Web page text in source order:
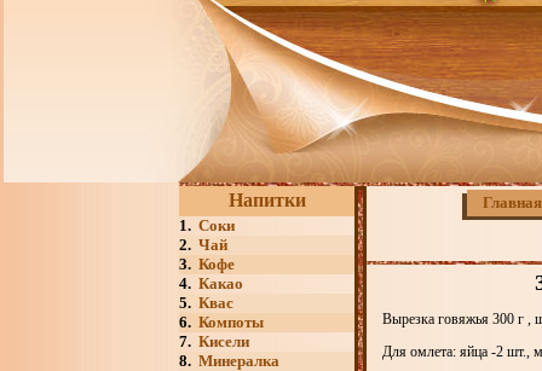
Напитки
1. Соки
2. Чай
3. Кофе
4. Какао
5. Квас
6. Компоты
7. Кисели
8. Минералка
Главная
Вырезка говяжья 300 г ,
Для омлета: яйца -2 шт.,